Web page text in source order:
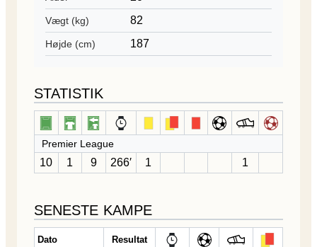
Vægt (kg) 82
Højde (cm) 187
STATISTIK
Premier League
10 1 9 266′ 1 1
SENESTE KAMPE
Dato Resultat